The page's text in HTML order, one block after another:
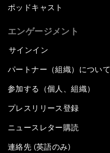
ポッドキャスト
エンゲージメント
サインイン
パートナー（組織）について
参加する（個人、組織）
プレスリリース登録
ニュースレター購読
連絡先 (英語のみ)